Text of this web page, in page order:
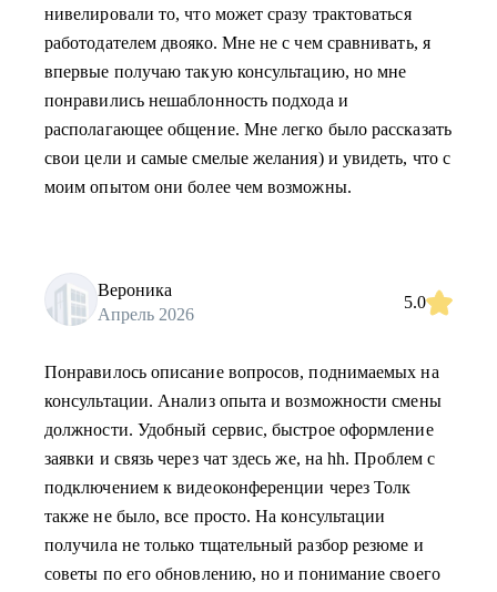
нивелировали то, что может сразу трактоваться
работодателем двояко. Мне не с чем сравнивать, я
впервые получаю такую консультацию, но мне
понравились нешаблонность подхода и
располагающее общение. Мне легко было рассказать
свои цели и самые смелые желания) и увидеть, что с
моим опытом они более чем возможны.
Вероника
Апрель 2026
5.0
Понравилось описание вопросов, поднимаемых на
консультации. Анализ опыта и возможности смены
должности. Удобный сервис, быстрое оформление
заявки и связь через чат здесь же, на hh. Проблем с
подключением к видеоконференции через Толк
также не было, все просто. На консультации
получила не только тщательный разбор резюме и
советы по его обновлению, но и понимание своего